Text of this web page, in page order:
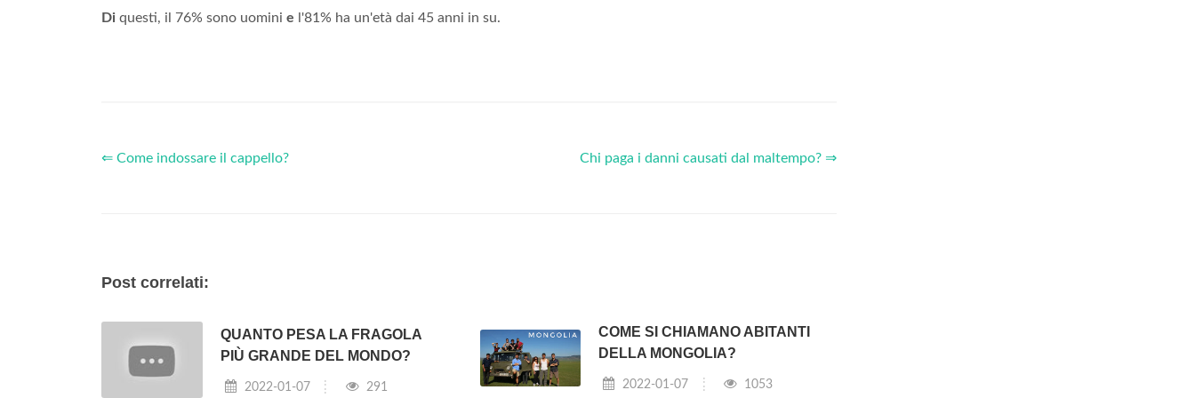
Di questi, il 76% sono uomini e l'81% ha un'età dai 45 anni in su.
⇐ Come indossare il cappello? Chi paga i danni causati dal maltempo? ⇒
Post correlati:
QUANTO PESA LA FRAGOLA
PIÙ GRANDE DEL MONDO?
2022-01-07 291
COME SI CHIAMANO ABITANTI
DELLA MONGOLIA?
2022-01-07 1053